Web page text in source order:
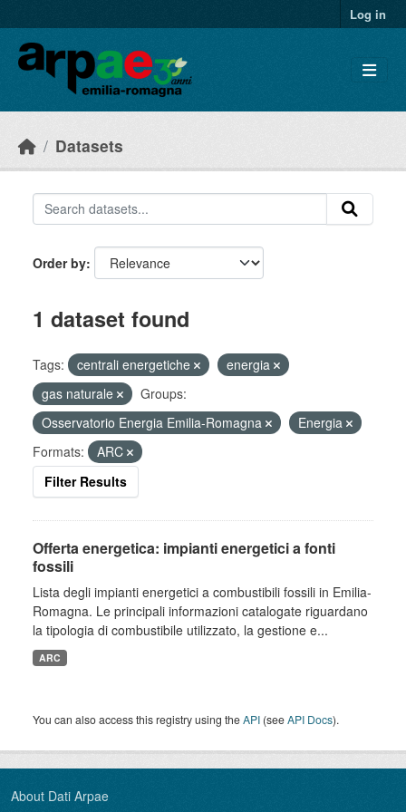
Log in
Datasets
Order by
1 dataset found
Tags: centrali energetiche
energia
gas naturale
Groups:
Osservatorio Energia Emilia-Romagna
Energia
Formats:
ARC
Filter Results
Offerta energetica: impianti energetici a fonti
fossili
Lista degli impianti energetici a combustibili fossili in Emilia-
Romagna. Le principali informazioni catalogate riguardano
la tipologia di combustibile utilizzato, la gestione e...
ARC
You can also access this registry using theAPI (seeAPI Docs).
About Dati Arpae